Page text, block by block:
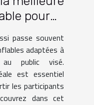
pour
?
passe souvent
adaptées à
au public visé.
est essentiel
les participants
dans cet